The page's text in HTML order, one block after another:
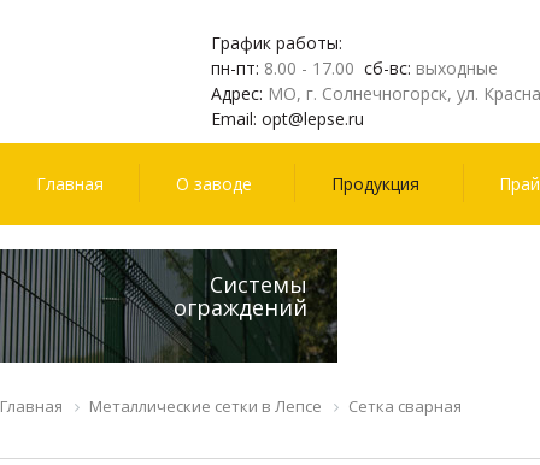
График работы:
пн-пт: 8.00 - 17.00 сб-вс: выходные
Адрес: МО, г. Солнечногорск, ул.
Email: opt@lepse.ru
Главная О заводе Продукция
Системы
ограждений
Главная Металлические сетки в Лепсе Сетка сварная